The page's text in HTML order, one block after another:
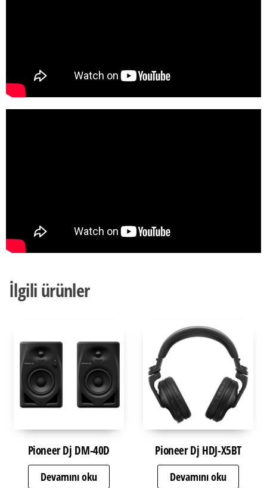
İlgili ürünler
Pioneer Dj DM-40D
Devamını oku
Pioneer Dj HDJ-X5BT
Devamını oku